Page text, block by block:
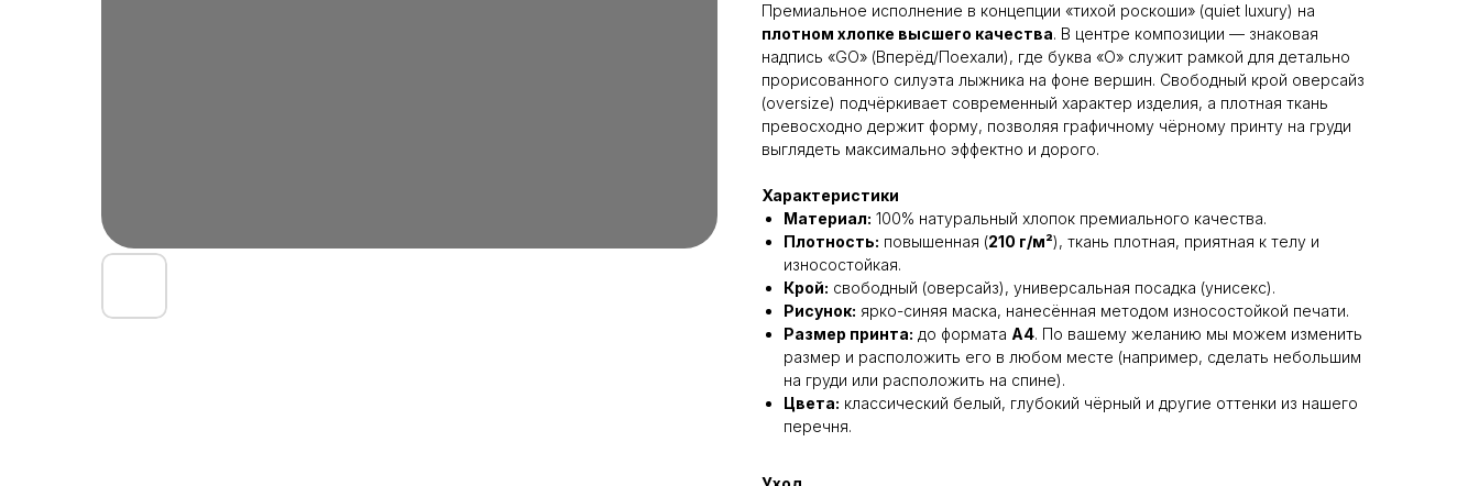
Премиальное исполнение в концепции «тихой роскоши» (quiet luxury) на
плотном хлопке высшего качества. В центре композиции — знаковая
надпись «GO» (Вперёд/Поехали), где буква «O» служит рамкой для детально
прорисованного силуэта лыжника на фоне вершин. Свободный крой оверсайз
(oversize) подчёркивает современный характер изделия, а плотная ткань
превосходно держит форму, позволяя графичному чёрному принту на груди
выглядеть максимально эффектно и дорого.
Характеристики
Материал: 100% натуральный хлопок премиального качества.
Плотность: повышенная (210 г/м²), ткань плотная, приятная к телу и
износостойкая.
Крой: свободный (оверсайз), универсальная посадка (унисекс).
Рисунок: ярко-синяя маска, нанесённая методом износостойкой печати.
Размер принта: до формата А4. По вашему желанию мы можем изменить
размер и расположить его в любом месте (например, сделать небольшим
на груди или расположить на спине).
Цвета: классический белый, глубокий чёрный и другие оттенки из нашего
перечня.